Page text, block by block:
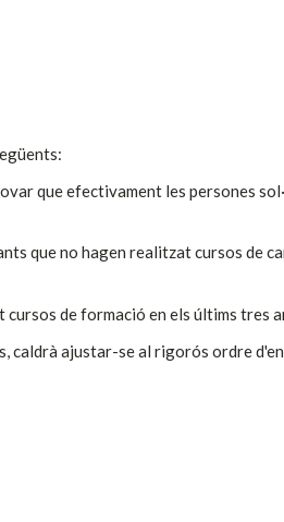
que efectivament les persones
que no hagen realitzat cursos de
de formació en els últims tres
caldrà ajustar-se al rigorós ordre